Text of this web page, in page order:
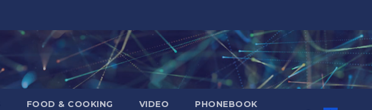
FOOD & COOKING VIDEO PHONEBOOK